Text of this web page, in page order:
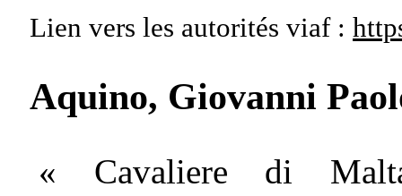
Lien vers les autorités viaf :
Aquino, Giovanni
« Cavaliere di